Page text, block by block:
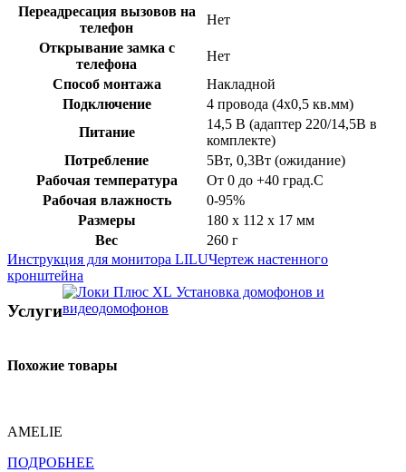
Переадресация вызовов на
телефон
Нет
Открывание замка с
телефона
Нет
Способ монтажа
Накладной
Подключение
4 провода (4х0,5 кв.мм)
Питание
14,5 В (адаптер 220/14,5В в
комплекте)
Потребление
5Вт, 0,3Вт (ожидание)
Рабочая температура
От 0 до +40 град.С
Рабочая влажность
0-95%
Размеры
180 х 112 х 17 мм
Вес
260 г
Инструкция для монитора LILUЧертеж настенного
кронштейна
Услуги
Установка домофонов и
видеодомофонов
Похожие товары
AMELIE
ПОДРОБНЕЕ